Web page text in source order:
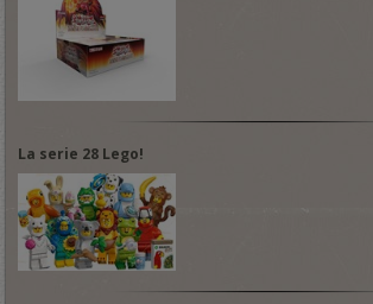
La serie 28 Lego!